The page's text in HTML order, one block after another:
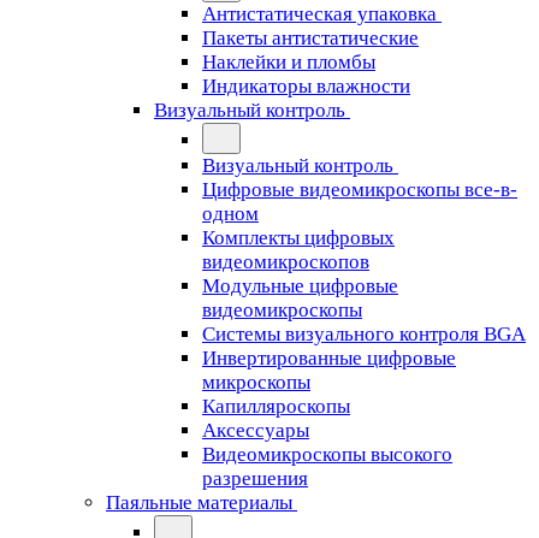
Антистатическая упаковка
Пакеты антистатические
Наклейки и пломбы
Индикаторы влажности
Визуальный контроль
Визуальный контроль
Цифровые видеомикроскопы все-в-
одном
Комплекты цифровых
видеомикроскопов
Модульные цифровые
видеомикроскопы
Cистемы визуального контроля BGA
Инвертированные цифровые
микроскопы
Капилляроскопы
Аксессуары
Видеомикроскопы высокого
разрешения
Паяльные материалы